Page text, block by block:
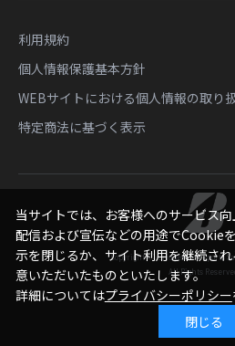
利用規約
個人情報保護基本方針
WEBサイトにおける個人情報の取り
特定商法に基づく表示
Copyright © Bridgestone Sports
All Rights
当サイトでは、お客様へのサービス
配信および宣伝などの用途でCookie
示を閉じるか、サイト利用を継続さ
意いただいたものといたします。
詳細についてはプライバシーポリシー
閉じる